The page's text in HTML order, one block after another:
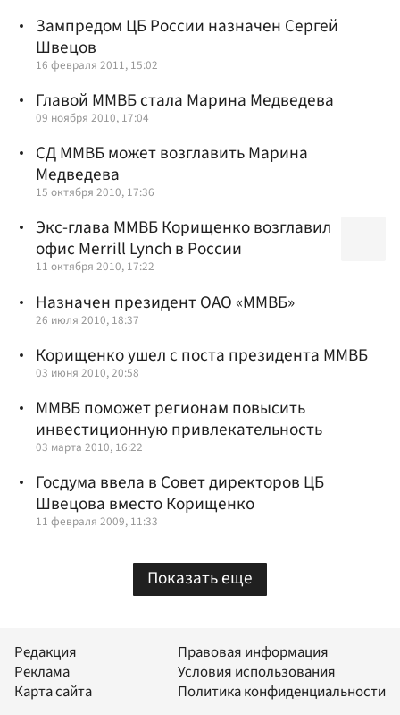
Зампредом ЦБ России назначен Сергей
Швецов
16 февраля 2011, 15:02
Главой ММВБ стала Марина Медведева
09 ноября 2010, 17:04
СД ММВБ может возглавить Марина
Медведева
15 октября 2010, 17:36
Экс-глава ММВБ Корищенко возглавил
офис Merrill Lynch в России
11 октября 2010, 17:22
Назначен президент ОАО «ММВБ»
26 июля 2010, 18:37
Корищенко ушел с поста президента ММВБ
03 июня 2010, 20:58
ММВБ поможет регионам повысить
инвестиционную привлекательность
03 марта 2010, 16:22
Госдума ввела в Совет директоров ЦБ
Швецова вместо Корищенко
11 февраля 2009, 11:33
Показать еще
Редакция
Реклама
Карта сайта
Правовая информация
Условия использования
Политика конфиденциальности